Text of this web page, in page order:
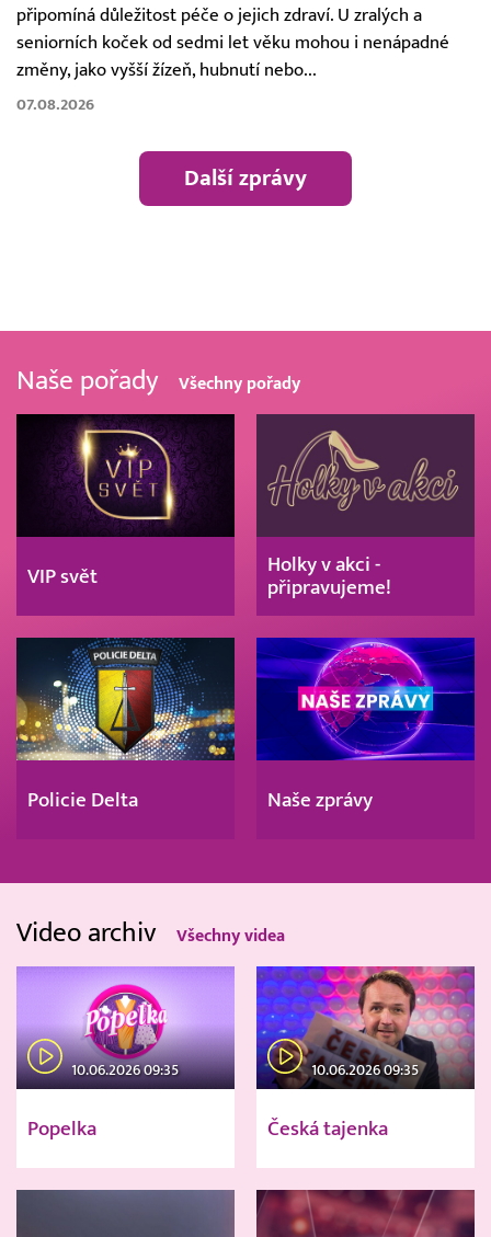
připomíná důležitost péče o jejich zdraví. U zralých a
seniorních koček od sedmi let věku mohou i nenápadné
změny, jako vyšší žízeň, hubnutí nebo...
07.08.2026
Další zprávy
Naše pořady Všechny pořady
VIP svět
Holky v akci -
připravujeme!
Policie Delta Naše zprávy
Video archiv Všechny videa
10.06.2026 09:35
Popelka
10.06.2026 09:35
Česká tajenka